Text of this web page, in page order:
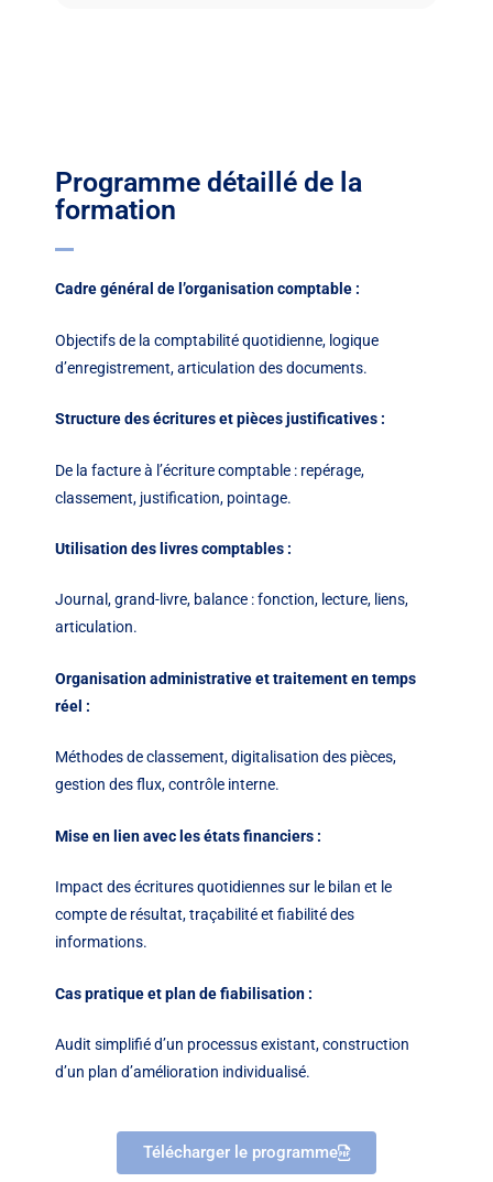
Programme détaillé de la
formation
Cadre général de l’organisation comptable :
Objectifs de la comptabilité quotidienne, logique
d’enregistrement, articulation des documents.
Structure des écritures et pièces justificatives :
De la facture à l’écriture comptable : repérage,
classement, justification, pointage.
Utilisation des livres comptables :
Journal, grand-livre, balance : fonction, lecture, liens,
articulation.
Organisation administrative et traitement en temps
réel :
Méthodes de classement, digitalisation des pièces,
gestion des flux, contrôle interne.
Mise en lien avec les états financiers :
Impact des écritures quotidiennes sur le bilan et le
compte de résultat, traçabilité et fiabilité des
informations.
Cas pratique et plan de fiabilisation :
Audit simplifié d’un processus existant, construction
d’un plan d’amélioration individualisé.
Télécharger le programme